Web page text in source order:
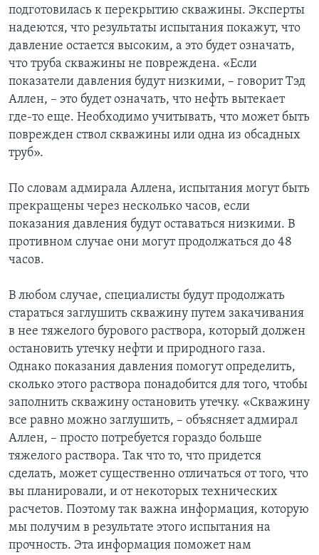
подготовилась к перекрытию скважины. Эксперты
надеются, что результаты испытания покажут, что
давление остается высоким, а это будет означать,
что труба скважины не повреждена. «Если
показатели давления будут низкими, – говорит Тэд
Аллен, – это будет означать, что нефть вытекает
где-то еще. Необходимо учитывать, что может быть
поврежден ствол скважины или одна из обсадных
труб».
По словам адмирала Аллена, испытания могут быть
прекращены через несколько часов, если
показания давления будут оставаться низкими. В
противном случае они могут продолжаться до 48
часов.
В любом случае, специалисты будут продолжать
стараться заглушить скважину путем закачивания
в нее тяжелого бурового раствора, который должен
остановить утечку нефти и природного газа.
Однако показания давления помогут определить,
сколько этого раствора понадобится для того, чтобы
заполнить скважину остановить утечку. «Скважину
все равно можно заглушить, – объясняет адмирал
Аллен, – просто потребуется гораздо больше
тяжелого раствора. Так что то, что придется
сделать, может существенно отличаться от того, что
вы планировали, и от некоторых технических
расчетов. Поэтому так важна информация, которую
мы получим в результате этого испытания на
прочность. Эта информация поможет нам